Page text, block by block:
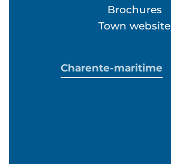
Brochures
Town website
Charente-maritime